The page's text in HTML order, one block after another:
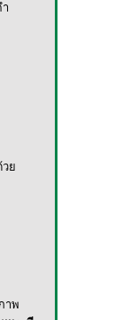
ย
าพ